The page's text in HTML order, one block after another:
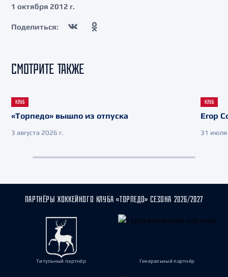
1 октября 2012 г.
Поделиться:
СМОТРИТЕ ТАКЖЕ
КЛУБ
«Торпедо» вышло из отпуска
3 августа 2026 г.
КЛУБ
Егор
31 июля
ПАРТНЁРЫ ХОККЕЙНОГО КЛУБА «ТОРПЕДО» СЕЗОНА 2026/2027
Титульный партнёр Генеральный партнёр